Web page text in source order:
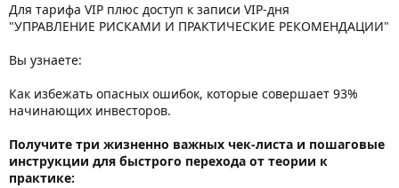
Для тарифа VIP плюс доступ к записи VIP-дня
"УПРАВЛЕНИЕ РИСКАМИ И ПРАКТИЧЕСКИЕ РЕКОМЕНДАЦИИ"
Вы узнаете:
Как избежать опасных ошибок, которые совершает 93%
начинающих инвесторов.
Получите три жизненно важных чек-листа и пошаговые
инструкции для быстрого перехода от теории к
практике: